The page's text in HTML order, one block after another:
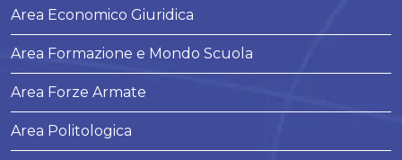
Area Economico Giuridica
Area Formazione e Mondo Scuola
Area Forze Armate
Area Politologica